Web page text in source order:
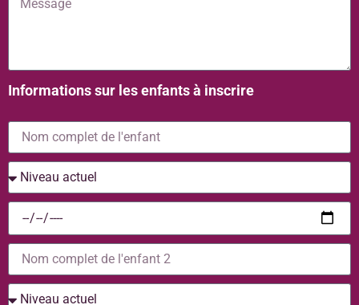
Informations sur les enfants à inscrire